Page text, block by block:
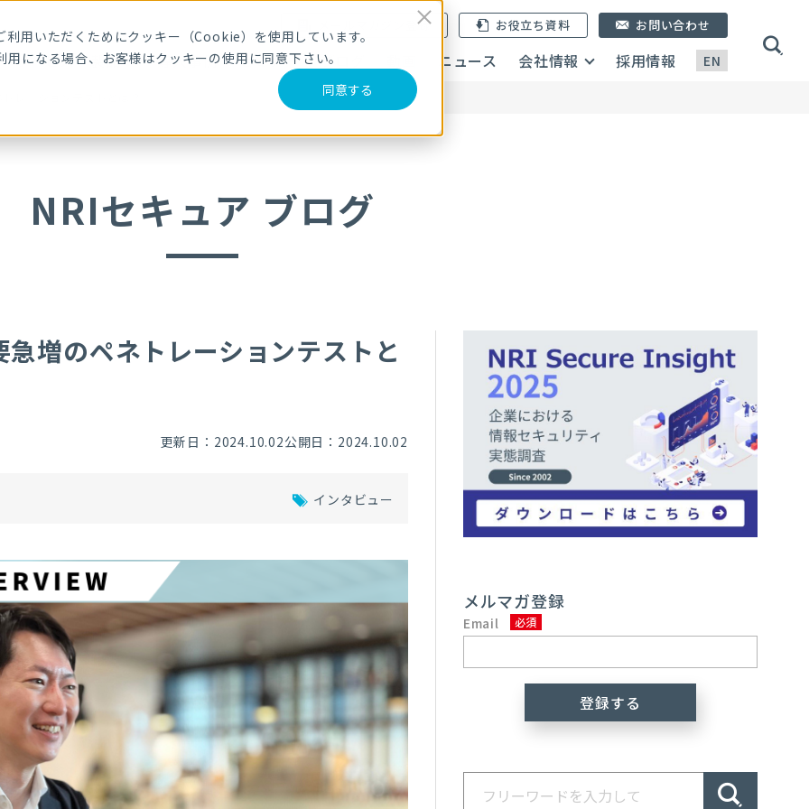
用いただくためにクッキー（Cookie）を使用しています。
になる場合、お客様はクッキーの使用に同意下さい。
同意する
EN
メールマガジン登録 お役立ち資料
サービス・製品 導入事例 セミナー ブログ ニュース 会社情報 採用情報
お問い合わせ
NRIセキュア ブログ
増のペネトレーションテストと
更新日：2024.10.02公開日：2024.10.02
インタビュー
メルマガ登録
Email